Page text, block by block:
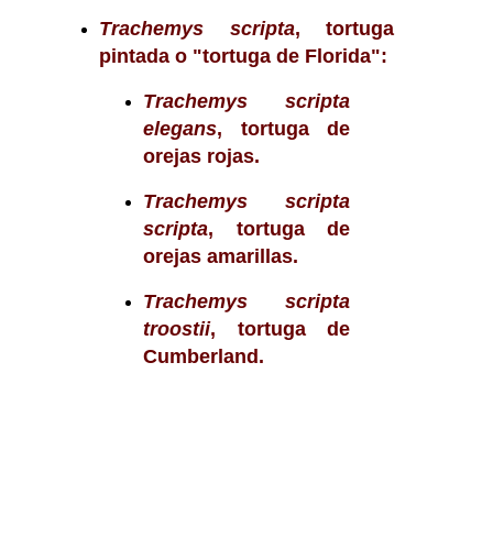
Trachemys scripta, tortuga
pintada o "tortuga de Florida":
Trachemys scripta
elegans, tortuga de
orejas rojas.
Trachemys scripta
scripta, tortuga de
orejas amarillas.
Trachemys scripta
troostii, tortuga de
Cumberland.